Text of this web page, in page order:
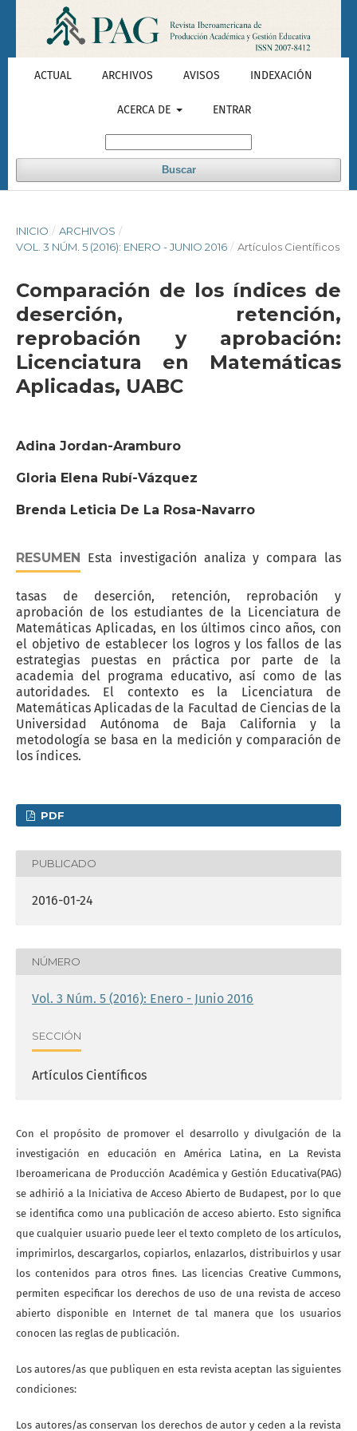
ACTUAL ARCHIVOS AVISOS INDEXACIÓN
ACERCA DE ENTRAR
Buscar
INICIO / ARCHIVOS /
VOL. 3 NÚM. 5 (2016): ENERO - JUNIO 2016 / Artículos Científicos
Comparación de los índices de
deserción, retención,
reprobación y aprobación:
Licenciatura en Matemáticas
Aplicadas, UABC
Adina Jordan-Aramburo
Gloria Elena Rubí-Vázquez
Brenda Leticia De La Rosa-Navarro
RESUMEN Esta investigación analiza y compara las
tasas de deserción, retención, reprobación y
aprobación de los estudiantes de la Licenciatura de
Matemáticas Aplicadas, en los últimos cinco años, con
el objetivo de establecer los logros y los fallos de las
estrategias puestas en práctica por parte de la
academia del programa educativo, así como de las
autoridades. El contexto es la Licenciatura de
Matemáticas Aplicadas de la Facultad de Ciencias de la
Universidad Autónoma de Baja California y la
metodología se basa en la medición y comparación de
los índices.
PDF
PUBLICADO
2016-01-24
NÚMERO
Vol. 3 Núm. 5 (2016): Enero - Junio 2016
SECCIÓN
Artículos Científicos
Con el propósito de promover el desarrollo y divulgación de la
investigación en educación en América Latina, en La Revista
Iberoamericana de Producción Académica y Gestión Educativa(PAG)
se adhirió a la Iniciativa de Acceso Abierto de Budapest, por lo que
se identifica como una publicación de acceso abierto. Esto significa
que cualquier usuario puede leer el texto completo de los artículos,
imprimirlos, descargarlos, copiarlos, enlazarlos, distribuirlos y usar
los contenidos para otros fines. Las licencias Creative Cummons,
permiten especificar los derechos de uso de una revista de acceso
abierto disponible en Internet de tal manera que los usuarios
conocen las reglas de publicación.
Los autores/as que publiquen en esta revista aceptan las siguientes
condiciones:
Los autores/as conservan los derechos de autor y ceden a la revista